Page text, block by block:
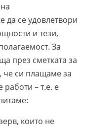
да се удовлетвори
и тези,
За
през сметката за
че си плащаме за
работи – т.е. е
които не